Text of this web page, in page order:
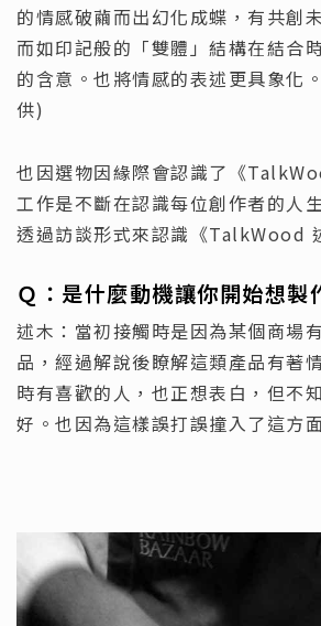
的情感破繭而出幻化成蝶，有共創
而如印記般的「雙體」結構在結合
的含意。也將情感的表述更具象化
供)
也因選物因緣際會認識了《
工作是不斷在認識每位創作者的人
透過訪談形式來認識《TalkWood
Ｑ：是什麼動機讓你開始想製
述木：當初接觸時是因為某個商場
品，經過解說後瞭解這類產品有著
時有喜歡的人，也正想表白，但不
好。也因為這樣誤打誤撞入了這方